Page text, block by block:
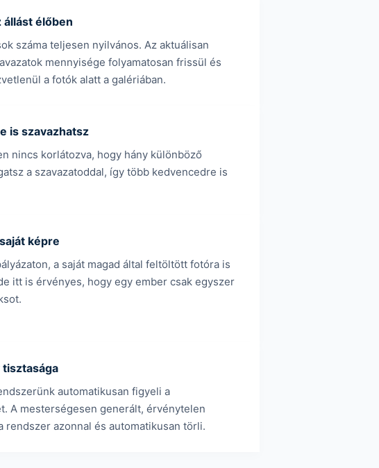
állást élőben
száma teljesen nyilvános. Az aktuálisan
mennyisége folyamatosan frissül és
a fotók alatt a galériában.
is szavazhatsz
nincs korlátozva, hogy hány különböző
a szavazatoddal, így több kedvencedre is
képre
a saját magad által feltöltött fotóra is
itt is érvényes, hogy egy ember csak egyszer
automatikusan figyeli a
A mesterségesen generált, érvénytelen
rendszer azonnal és automatikusan törli.